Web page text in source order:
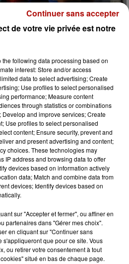
ZONE OUVRE À ROUBAIX
pour suivre sur écran
RETOUR À SAINT-OMER
aux enfants de 0 à 14 ans.
de votre vie privée est notre
the following data processing based on
interest: Store and/or access
data to select advertising; Create
Use profiles to select personalised
performance; Measure content
through statistics or combinations
Develop and improve services; Create
Use profiles to select personalised
content; Ensure security, prevent and
and present advertising and content;
choices. These technologies may
IP address and browsing data to offer
devices based on information actively
data; Match and combine data from
devices; Identify devices based on
sur "Accepter et fermer", ou affiner en
partenaires dans "Gérer mes choix".
en cliquant sur "Continuer sans
s'appliqueront que pour ce site. Vous
ou retirer votre consentement à tout
situé en bas de chaque page.
Continuer sans accepter